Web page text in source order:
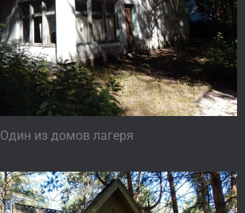
Один из домов лагеря